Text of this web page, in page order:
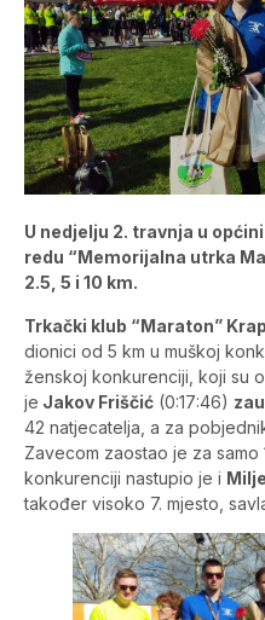
U nedjelju 2. travnja u
redu “Memorijalna utrka
2.5, 5 i 10 km.
Trkački klub “Maraton”
dionici od 5 km u muškoj
ženskoj konkurenciji, koji su
je Jakov Friščić (0:17:46)
42 natjecatelja, a za
Zavecom zaostao je za samo
konkurenciji nastupio je i
također visoko 7. mjesto,